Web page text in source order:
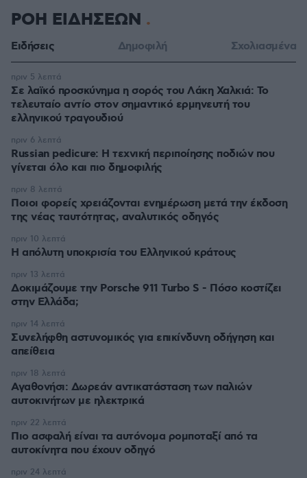
ΡΟΗ ΕΙΔΗΣΕΩΝ
Ειδήσεις Δημοφιλή Σχολιασμένα
Σε λαϊκό προσκύνημα η σορός του Λάκη Χαλκιά: Το
τελευταίο αντίο στον σημαντικό ερμηνευτή του
ελληνικού τραγουδιού
πριν 5 λεπτά
Russian pedicure: Η τεχνική περιποίησης ποδιών που
γίνεται όλο και πιο δημοφιλής
πριν 6 λεπτά
Ποιοι φορείς χρειάζονται ενημέρωση μετά την έκδοση
της νέας ταυτότητας, αναλυτικός οδηγός
πριν 8 λεπτά
Η απόλυτη υποκρισία του Ελληνικού κράτους
πριν 10 λεπτά
Δοκιμάζουμε την Porsche 911 Turbo S - Πόσο κοστίζει
στην Ελλάδα;
πριν 13 λεπτά
Συνελήφθη αστυνομικός για επικίνδυνη οδήγηση και
απείθεια
πριν 14 λεπτά
Αγαθονήσι: Δωρεάν αντικατάσταση των παλιών
αυτοκινήτων με ηλεκτρικά
πριν 18 λεπτά
Πιο ασφαλή είναι τα αυτόνομα ρομποταξί από τα
αυτοκίνητα που έχουν οδηγό
πριν 22 λεπτά
πριν 24 λεπτά